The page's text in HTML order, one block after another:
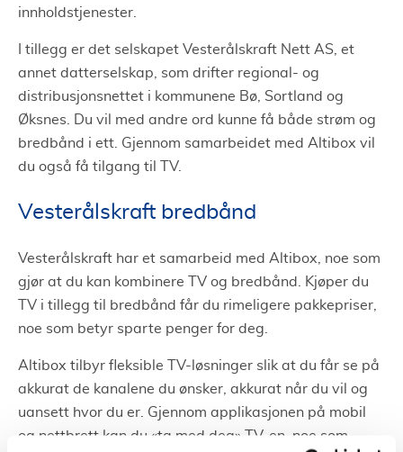
innholdstjenester.
I tillegg er det selskapet Vesterålskraft Nett AS, et
annet datterselskap, som drifter regional- og
distribusjonsnettet i kommunene Bø, Sortland og
Øksnes. Du vil med andre ord kunne få både strøm og
bredbånd i ett. Gjennom samarbeidet med Altibox vil
du også få tilgang til TV.
Vesterålskraft bredbånd
Vesterålskraft har et samarbeid med Altibox, noe som
gjør at du kan kombinere TV og bredbånd. Kjøper du
TV i tillegg til bredbånd får du rimeligere pakkepriser,
noe som betyr sparte penger for deg.
Altibox tilbyr fleksible TV-løsninger slik at du får se på
akkurat de kanalene du ønsker, akkurat når du vil og
uansett hvor du er. Gjennom applikasjonen på mobil
og nettbrett kan du «ta med deg» TV-en, noe som